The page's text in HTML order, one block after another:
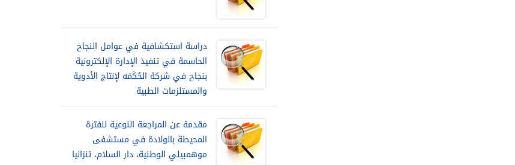
دراسة استكشافية في عوامل النجاح
الحاسمة في تنفيذ الإدارة الإلكترونية
بنجاح في شركة الحُكَمَه لإنتاج الأدوية
والمستلزمات الطبية
مقدمة عن المراجعة النوعية للفترة
المحيطة بالولادة في مستشفى
موهمبيلي الوطنية، دار السلام، تنزانيا